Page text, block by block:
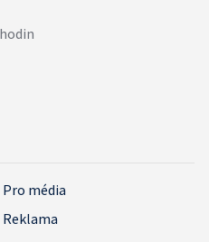
Pro média
Reklama